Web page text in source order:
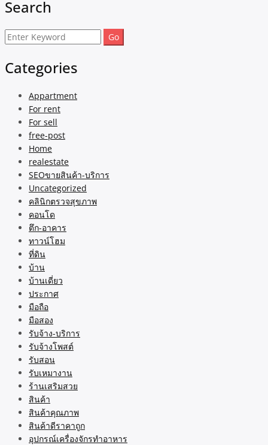
Search
Search
for:
Categories
Appartment
For rent
For sell
free-post
Home
realestate
SEOขายสินค้า-บริการ
Uncategorized
คลินิกตรวจสุขภาพ
คอนโด
ตึก-อาคาร
ทาวน์โฮม
ที่ดิน
บ้าน
บ้านเดี่ยว
ประกาศ
มือถือ
มือสอง
รับจ้าง-บริการ
รับจ้างโพสต์
รับสอน
รับเหมางาน
ร้านเสริมสวย
สินค้า
สินค้าคุณภาพ
สินค้าดีราคาถูก
อุปกรณ์เครื่องจักรทำอาหาร